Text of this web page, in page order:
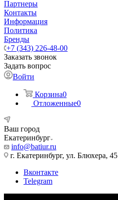
Партнеры
Контакты
Информация
Политика
Бренды
+7 (343) 226-48-00
Заказать звонок
Задать вопрос
Войти
Корзина0
Отложенные0
Ваш город
Екатеринбург
info@batiur.ru
г. Екатеринбург, ул. Блюхера, 45
Вконтакте
Telegram